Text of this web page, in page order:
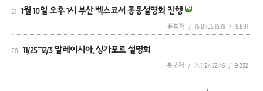
21 1월 10일 오후 1시 부산 벡스코서 공동설명회 진행
홍보처 / 15.01.05 15:19 / 9,801
20 11/25~12/3 말레이시아, 싱가포르 설명회
홍보처 / 14.11.24 22:46 / 9,852